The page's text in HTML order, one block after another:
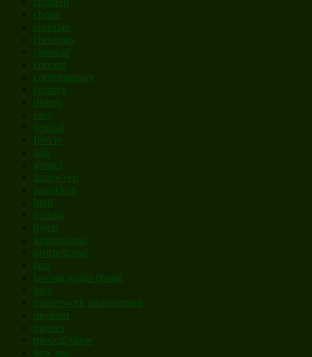
choral
christian
christmas
classical
concert
contemporary
country
disney
easy
festival
film/tv
folk
gospel
halloween
hanukkah
high
holiday
hymn
inspirational
instructional
jazz
lawson gould choral
love
masterwork arrangement
medium
movies
musical/show
new age